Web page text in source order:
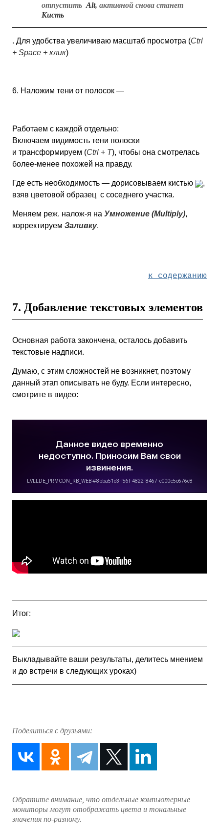
отпустить Alt, активной снова станет
Кисть
. Для удобства увеличиваю масштаб просмотра (Ctrl
+ Space + клик)
6. Наложим тени от полосок —
Работаем с каждой отдельно:
Включаем видимость тени полоски
и трансформируем (Ctrl + T), чтобы она смотрелась
более-менее похожей на правду.
Где есть необходимость — дорисовываем кистью
,
взяв цветовой образец с соседнего участка.
Меняем реж. налож-я на Умножение (Multiply),
корректируем Заливку.
к содержанию
7. Добавление текстовых элементов
Основная работа закончена, осталось добавить
текстовые надписи.
Думаю, с этим сложностей не возникнет, поэтому
данный этап описывать не буду. Если интересно,
смотрите в видео:
Итог:
Выкладывайте ваши результаты, делитесь мнением
и до встречи в следующих уроках)
Поделиться с друзьями:
Обратите внимание, что отдельные компьютерные
мониторы могут отображать цвета и тональные
значения по-разному.